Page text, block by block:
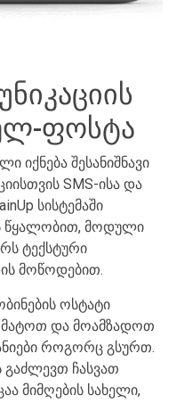
ფოსტა
იქნება შესანიშნავი
SMS-ისა და
სისტემაში
წყალობით, მოდული
ტექსტური
მოწოდებით.
ოსტატი
და მოამზადოთ
როგორც გსურთ.
გაძლევთ ჩასვათ
მიმღების სახელი,